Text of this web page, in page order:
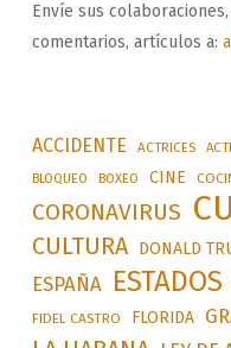
Envíe sus
comentarios, artículos a:
ACCIDENTE ACTRICES
BLOQUEO BOXEO CINE
CORONAVIRUS
CULTURA DONALD
ESPAÑA
FIDEL CASTRO FLORIDA